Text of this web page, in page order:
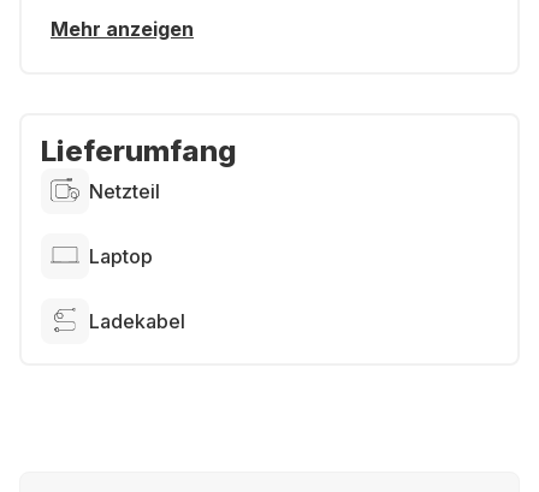
Mehr anzeigen
Lieferumfang
Netzteil
Laptop
Ladekabel